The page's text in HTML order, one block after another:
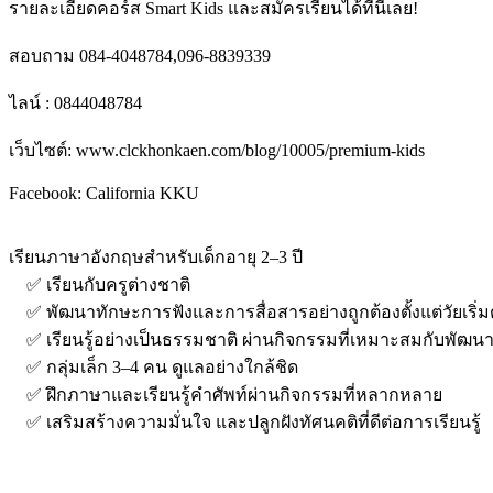
รายละเอียดคอร์ส Smart Kids และสมัครเรียนได้ที่นี่เลย!
สอบถาม 084-4048784,096-8839339
ไลน์ : 0844048784
เว็บไซต์: www.clckhonkaen.com/blog/10005/premium-kids
Facebook: California KKU
เรียนภาษาอังกฤษสำหรับเด็กอายุ 2–3 ปี
✅ เรียนกับครูต่างชาติ
✅ พัฒนาทักษะการฟังและการสื่อสารอย่างถูกต้องตั้งแต่วัยเริ่
✅ เรียนรู้อย่างเป็นธรรมชาติ ผ่านกิจกรรมที่เหมาะสมกับพัฒน
✅ กลุ่มเล็ก 3–4 คน ดูแลอย่างใกล้ชิด
✅ ฝึกภาษาและเรียนรู้คำศัพท์ผ่านกิจกรรมที่หลากหลาย
✅ เสริมสร้างความมั่นใจ และปลูกฝังทัศนคติที่ดีต่อการเรียนรู้